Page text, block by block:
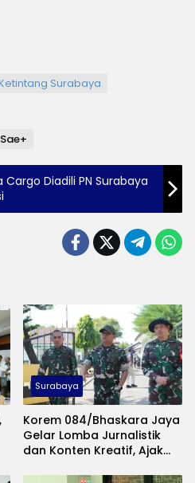
Surabaya
Cargo Diadili PN Surabaya
Surabaya
Korem 084/Bhaskara Jaya
Gelar Lomba Jurnalistik
dan Konten Kreatif, Ajak